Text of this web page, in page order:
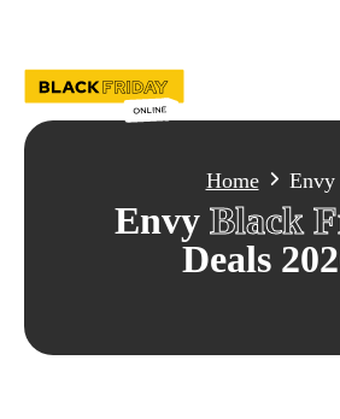
Home Envy
Envy Black
Deals